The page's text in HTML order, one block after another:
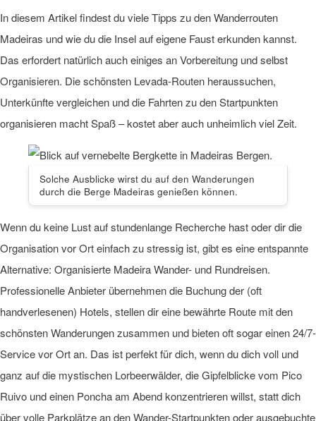
In diesem Artikel findest du viele Tipps zu den Wanderrouten
Madeiras und wie du die Insel auf eigene Faust erkunden kannst.
Das erfordert natürlich auch einiges an Vorbereitung und selbst
Organisieren. Die schönsten Levada-Routen heraussuchen,
Unterkünfte vergleichen und die Fahrten zu den Startpunkten
organisieren macht Spaß – kostet aber auch unheimlich viel Zeit.
Solche Ausblicke wirst du auf den Wanderungen
durch die Berge Madeiras genießen können.
Wenn du keine Lust auf stundenlange Recherche hast oder dir die
Organisation vor Ort einfach zu stressig ist, gibt es eine entspannte
Alternative: Organisierte Madeira Wander- und Rundreisen.
Professionelle Anbieter übernehmen die Buchung der (oft
handverlesenen) Hotels, stellen dir eine bewährte Route mit den
schönsten Wanderungen zusammen und bieten oft sogar einen 24/7-
Service vor Ort an. Das ist perfekt für dich, wenn du dich voll und
ganz auf die mystischen Lorbeerwälder, die Gipfelblicke vom Pico
Ruivo und einen Poncha am Abend konzentrieren willst, statt dich
über volle Parkplätze an den Wander-Startpunkten oder ausgebuchte